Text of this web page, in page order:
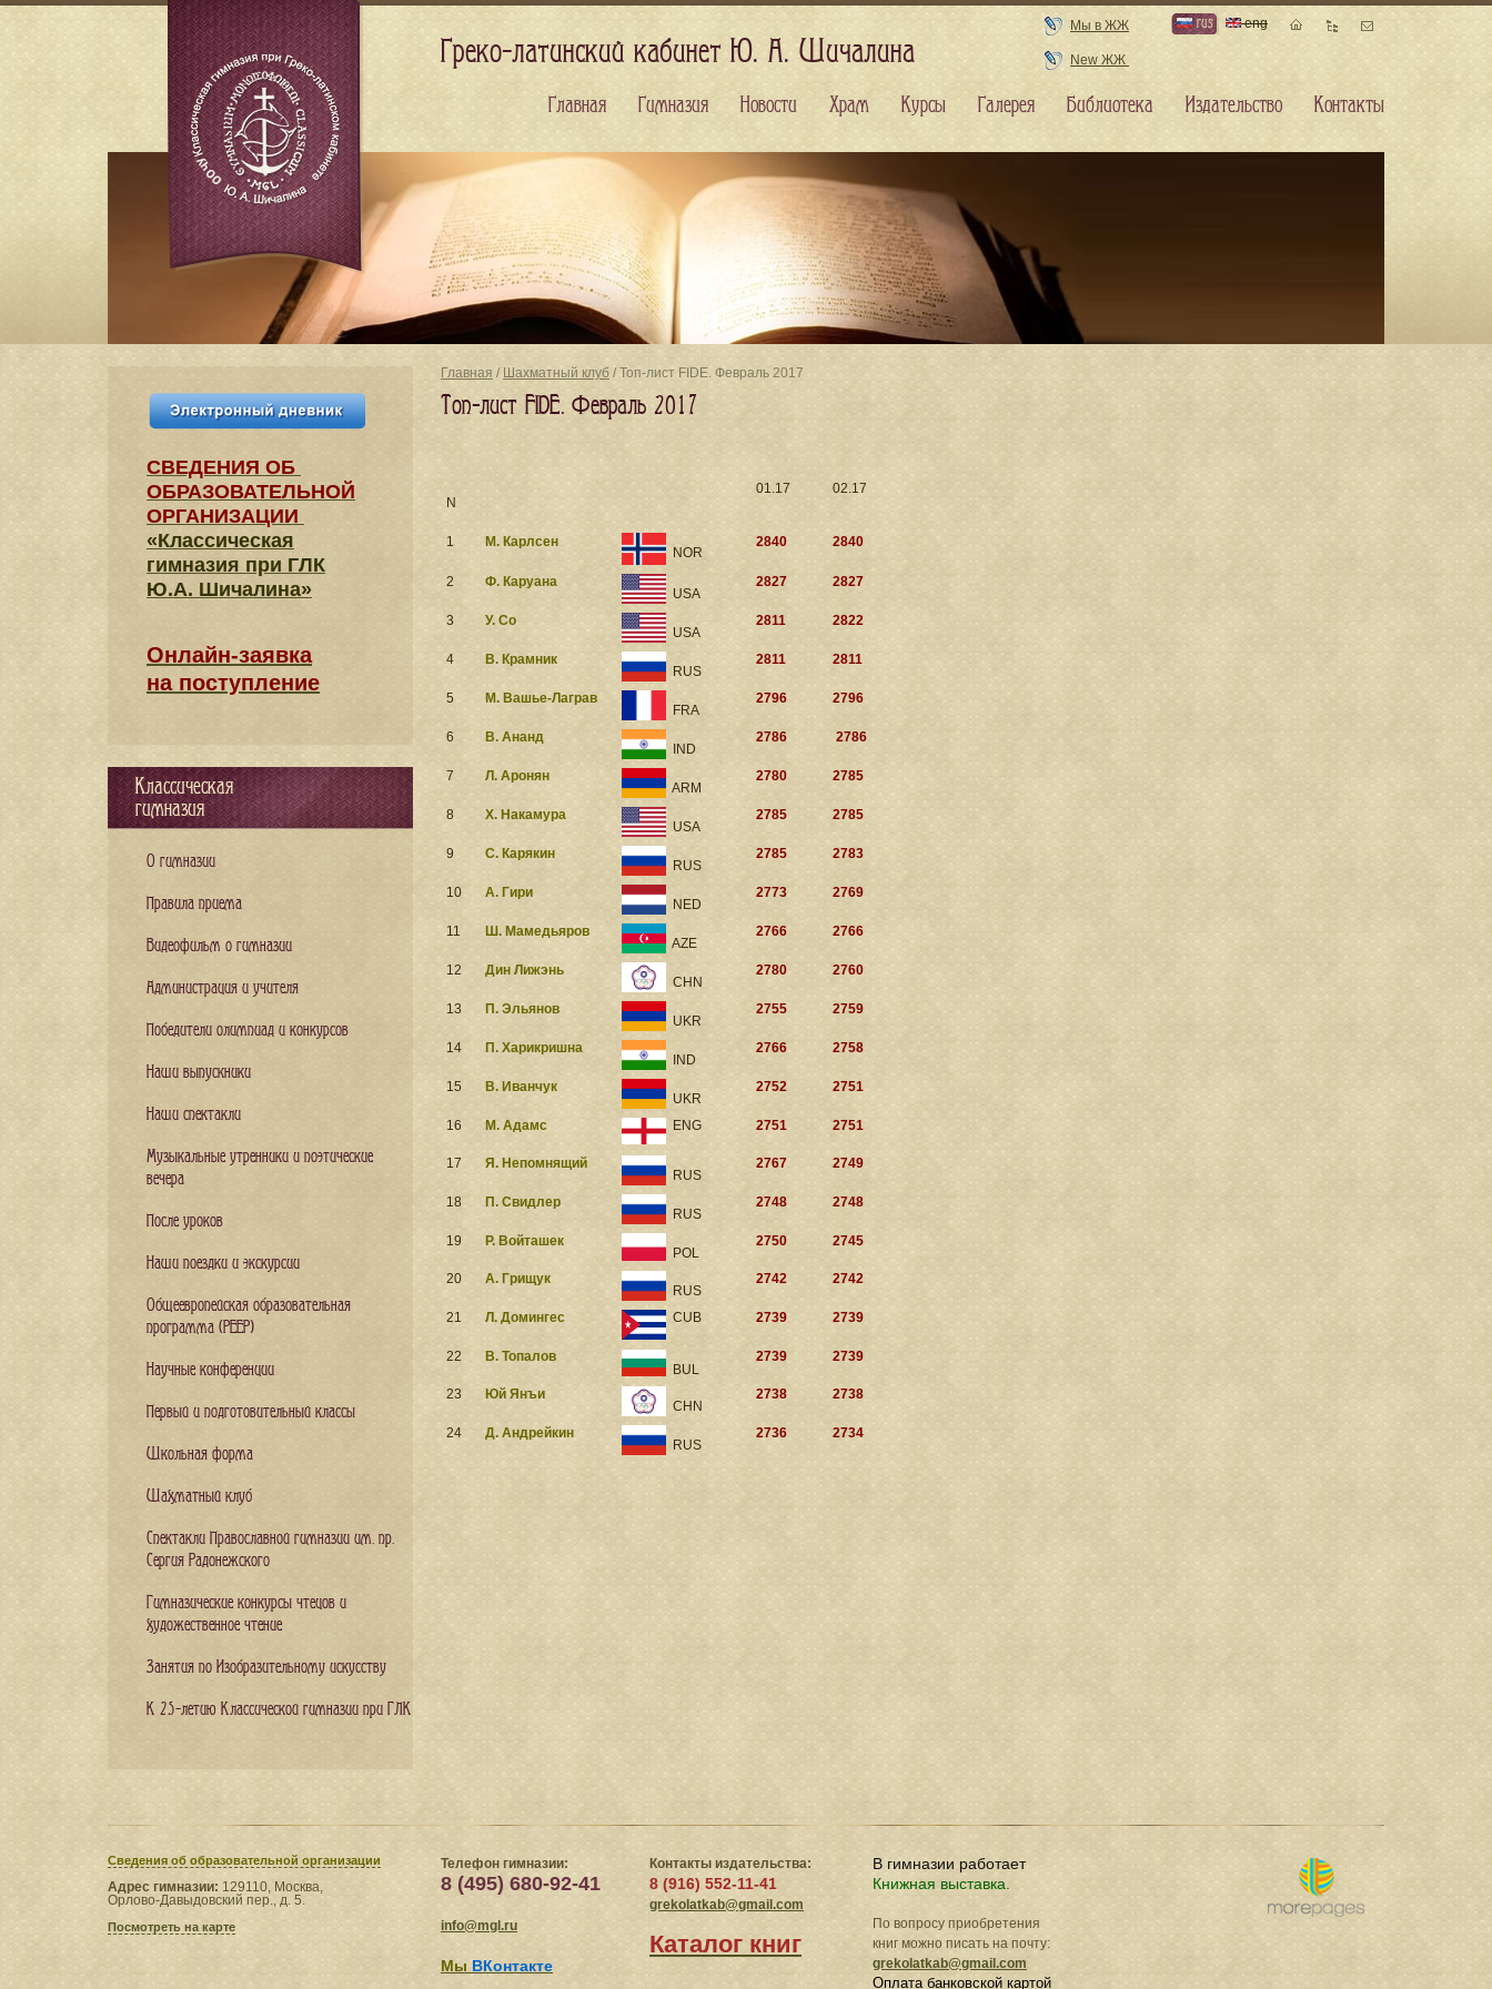
Главная / Шахматный клуб / Топ-лист FIDE. Февраль 2017
Топ-лист FIDE. Февраль 2017
N
01.17 02.17
1 М. Карлсен
NOR
2840 2840
2 Ф. Каруана
USA
2827 2827
3 У. Со
USA
2811 2822
4 В. Крамник
RUS
2811 2811
5 М. Вашье-Лаграв
FRA
2796 2796
6 В. Ананд
IND
2786 2786
7 Л. Аронян
ARM
2780 2785
8 Х. Накамура
USA
2785 2785
9 С. Карякин
RUS
2785 2783
10 А. Гири
NED
2773 2769
11 Ш. Мамедьяров
AZE
2766 2766
12 Дин Лижэнь
CHN
2780 2760
13 П. Эльянов
UKR
2755 2759
14 П. Харикришна
IND
2766 2758
15 В. Иванчук
UKR
2752 2751
16 М. Адамс ENG 2751 2751
17 Я. Непомнящий
RUS
2767 2749
18 П. Свидлер
RUS
2748 2748
19 Р. Войташек
POL
2750 2745
20 А. Грищук
RUS
2742 2742
21 Л. Домингес CUB 2739 2739
22
В. Топалов
BUL
2739 2739
23 Юй Янъи
CHN
2738 2738
24 Д. Андрейкин
RUS
2736 2734
СВЕДЕНИЯ​ ОБ
ОБРАЗОВАТЕЛЬНОЙ
ОРГАНИЗАЦИИ
«Классическая
гимназия при ГЛК
Ю.А. Шичалина»
Онлайн-заявка
на поступление
Классическая
гимназия
О гимназии
Правила приема
Видеофильм о гимназии
Администрация и учителя
Победители олимпиад и конкурсов
Наши выпускники
Наши спектакли
Музыкальные утренники и поэтические
вечера
После уроков
Наши поездки и экскурсии
Общеевропейская образовательная
программа (PEEP)
Научные конференции
Первый и подготовительный классы
Школьная форма
Шахматный клуб
Спектакли Православной гимназии им. пр.
Сергия Радонежского
Гимназические конкурсы чтецов и
художественное чтение
Занятия по Изобразительному искусству
К 25-летию Классической гимназии при ГЛК
Сведения​ об образовательной организации
Адрес гимназии: 129110, Москва,
Орлово-Давыдовский пер., д. 5.
Посмотреть на карте
Телефон гимназии:
8 (495) 680-92-41
info@mgl.ru
Мы ВКонтакте
Контакты издательства:
8 (916) 552-11-41
grekolatkab@gmail.com
Каталог книг
В гимназии работает
Книжная выставка.
По вопросу приобретения
книг можно писать на почту:
grekolatkab@gmail.com
Оплата банковской картой
Греко-латинский кабинет Ю. А. Шичалина
Мы в ЖЖ
New ЖЖ
rus eng
Главная Гимназия Новости Храм Курсы Галерея Библиотека Издательство Контакты